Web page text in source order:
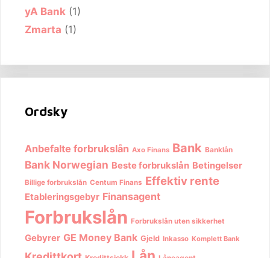
yA Bank (1)
Zmarta (1)
Ordsky
Anbefalte forbrukslån Axo Finans Bank Banklån
Bank Norwegian Beste forbrukslån Betingelser
Billige forbrukslån Centum Finans Effektiv rente
Etableringsgebyr Finansagent
Forbrukslån Forbrukslån uten sikkerhet
Gebyrer GE Money Bank Gjeld Inkasso Komplett Bank